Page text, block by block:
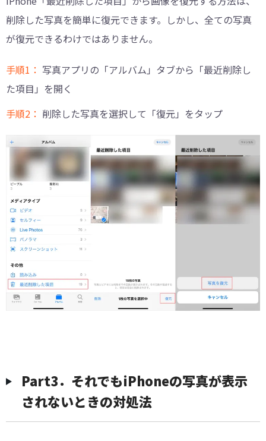
削除した写真を簡単に復元できます。しかし、全ての写真
が復元できるわけではありません。
手順1： 写真アプリの「アルバム」タブから「最近削除し
た項目」を開く
手順2： 削除した写真を選択して「復元」をタップ
Part3．それでもiPhoneの写真が表示
されないときの対処法